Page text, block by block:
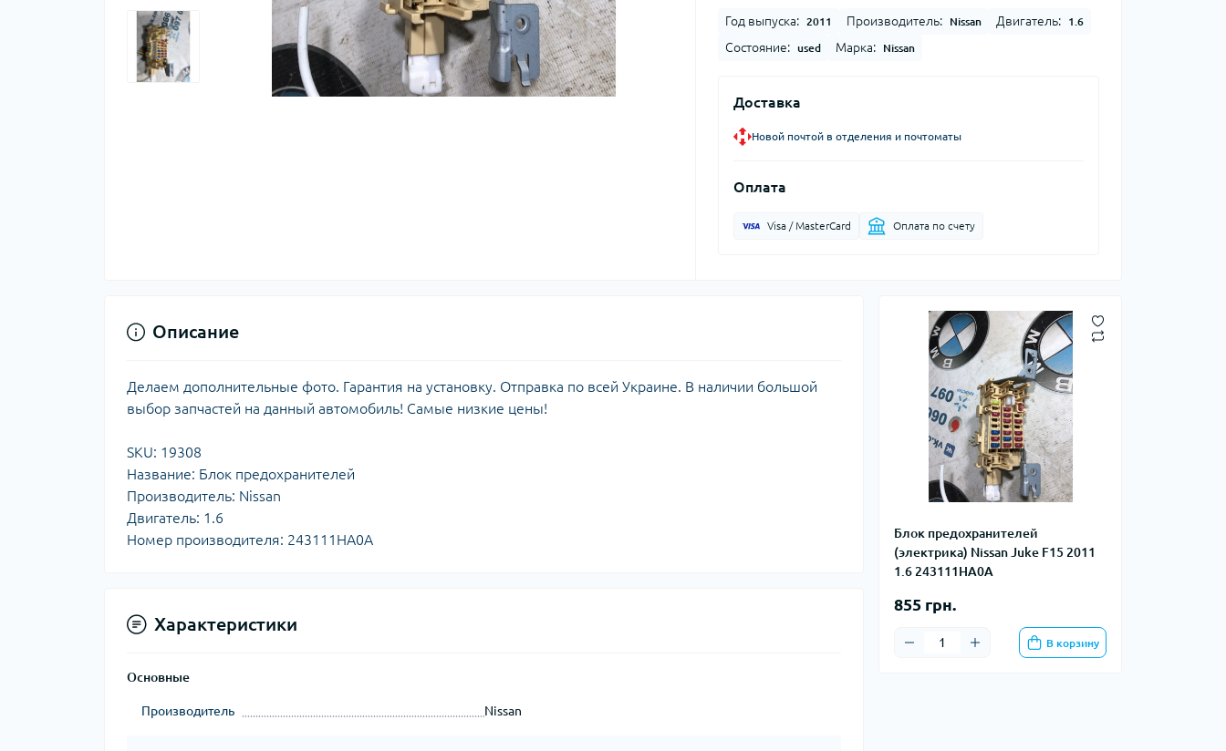
Год выпуска: 2011 Производитель: Nissan Двигатель: 1.6
Состояние: used Марка: Nissan
Доставка
Новой почтой в отделения и почтоматы
Оплата
Visa / MasterCard Оплата по счету
Блок предохранителей
(электрика) Nissan Juke F15 2011
1.6 243111HA0A
855 грн.
В корзину
Описание
Делаем дополнительные фото. Гарантия на установку. Отправка по всей Украине. В наличии большой
выбор запчастей на данный автомобиль! Самые низкие цены!
SKU: 19308
Название: Блок предохранителей
Производитель: Nissan
Двигатель: 1.6
Номер производителя: 243111HA0A
Характеристики
Основные
Производитель Nissan